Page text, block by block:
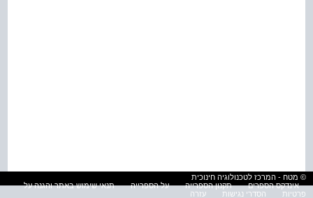
© מטח - המרכז לטכנולוגיה חינוכית
אינדקס הספרים
תקנון הספרייה על הספרייה
תנאי שימוש באתר והגנה על
פרטיות
הסדרי נגישות עזרה